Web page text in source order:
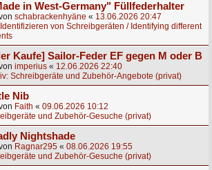
in West-Germany" Füllfederhalter
schabrackenhyäne « 13.06.2026 20:47
von Schreibgeräten / Identifying different
Kaufe] Sailor-Feder EF gegen M oder B
imperius « 12.06.2026 22:40
Schreibgeräte und Zubehör-Angebote (privat)
Nib
Faith « 09.06.2026 10:12
und Zubehör-Gesuche (privat)
Nightshade
Ragnar295 « 08.06.2026 19:55
und Zubehör-Gesuche (privat)